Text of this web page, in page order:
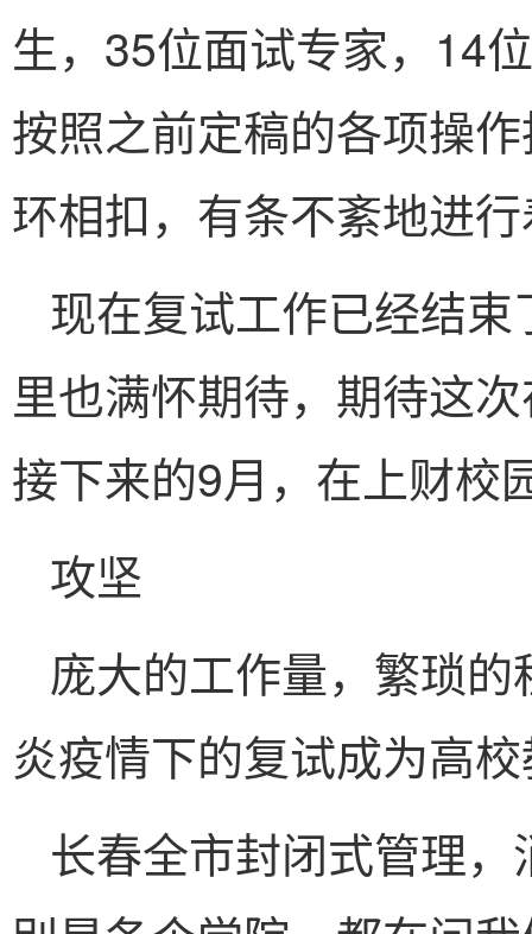
生，35位面试专家，14
按照之前定稿的各项操
环相扣，有条不紊地进
现在复试工作已经结
里也满怀期待，期待这
接下来的9月，在上财校
攻坚
庞大的工作量，繁琐
炎疫情下的复试成为高
长春全市封闭式管理